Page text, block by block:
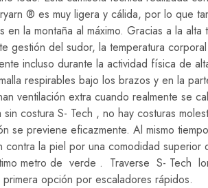
® es muy ligera y cálida, por lo que
en la montaña al máximo. Gracias a la alta
gestión del sudor, la temperatura
incluso durante la actividad física de
respirables bajo los brazos y en la
ventilación extra cuando realmente se
costura S- Tech , no hay costuras
se previene eficazmente. Al mismo
contra la piel por una comodidad superior
metro de verde . Traverse S- Tech
opción por escaladores rápidos.